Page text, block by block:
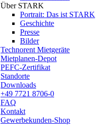
Über STARK
Portrait: Das ist STARK
Geschichte
Presse
Bilder
Technorent Mietgeräte
Mietplanen-Depot
PEFC-Zertifikat
Standorte
Downloads
+49 7721 8706-0
FAQ
Kontakt
Gewerbekunden-Shop